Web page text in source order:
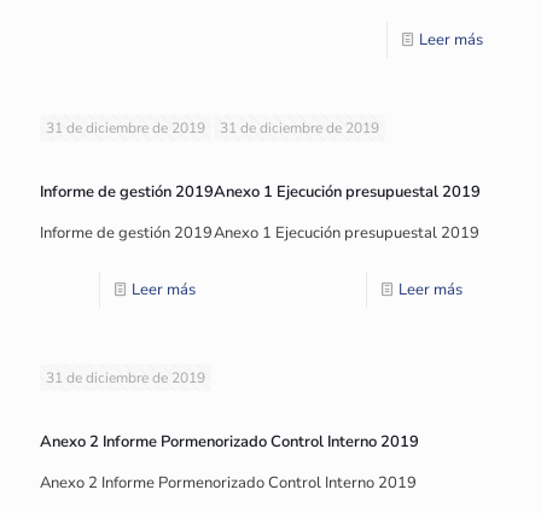
Leer más
31 de diciembre de 2019
Informe de gestión 2019
Informe de gestión 2019
Leer más
31 de diciembre de 2019
Anexo 1 Ejecución presupuestal 2019
Anexo 1 Ejecución presupuestal 2019
Leer más
31 de diciembre de 2019
Anexo 2 Informe Pormenorizado Control Interno 2019
Anexo 2 Informe Pormenorizado Control Interno 2019